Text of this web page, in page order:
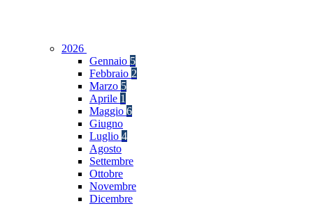
2026
Gennaio 5
Febbraio 2
Marzo 5
Aprile 1
Maggio 6
Giugno
Luglio 4
Agosto
Settembre
Ottobre
Novembre
Dicembre